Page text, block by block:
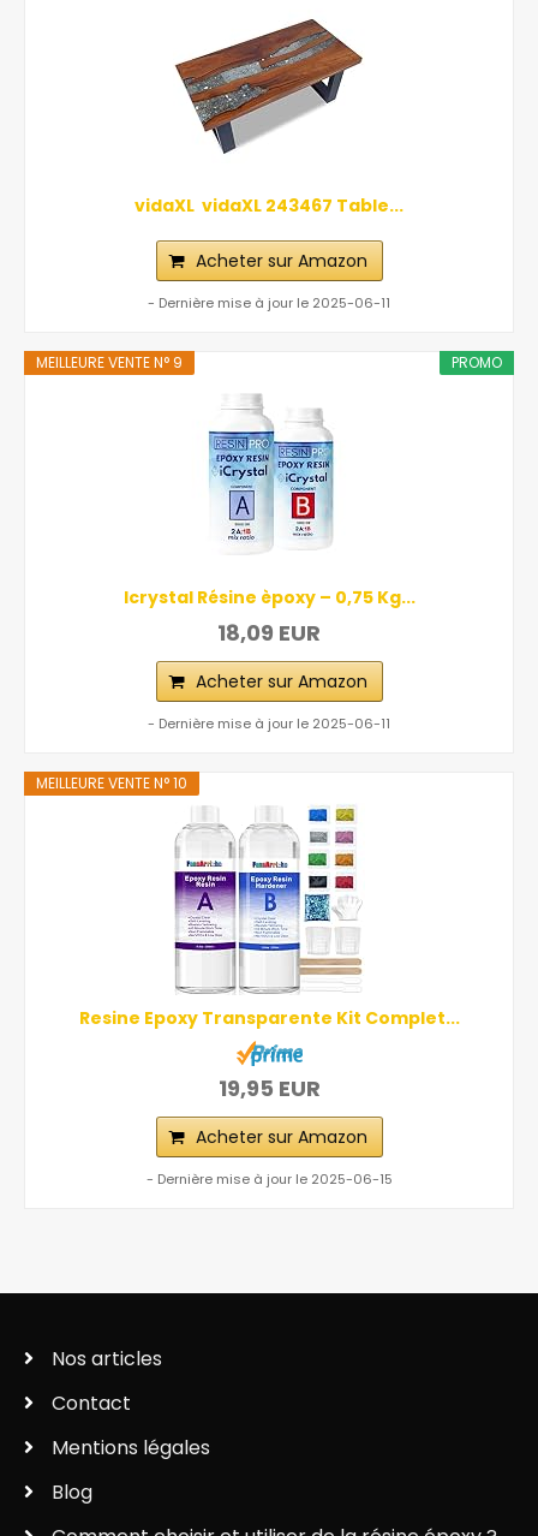
vidaXL ‎ vidaXL‎ ‎243467 Table...
Acheter sur Amazon
- Dernière mise à jour le 2025-06-11
PROMO
MEILLEURE VENTE N° 9
Icrystal Résine èpoxy – 0,75 Kg...
18,09 EUR
Acheter sur Amazon
- Dernière mise à jour le 2025-06-11
MEILLEURE VENTE N° 10
Resine Epoxy Transparente Kit Complet...
19,95 EUR
Acheter sur Amazon
- Dernière mise à jour le 2025-06-15
Nos articles
Contact
Mentions légales
Blog